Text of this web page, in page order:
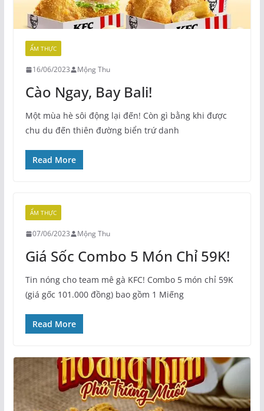
ẨM THỰC
16/06/2023 Mộng Thu
Cào Ngay, Bay Bali!
Một mùa hè sôi động lại đến! Còn gì bằng khi được
chu du đến thiên đường biển trứ danh
Read More
ẨM THỰC
07/06/2023 Mộng Thu
Giá Sốc Combo 5 Món Chỉ 59K!
Tin nóng cho team mê gà KFC! Combo 5 món chỉ 59K
(giá gốc 101.000 đồng) bao gồm 1 Miếng
Read More